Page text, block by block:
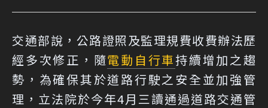
交通部說，公路證照及監理規費收費辦法歷
經多次修正，隨電動自行車持續增加之趨
勢，為確保其於道路行駛之安全並加強管
理，立法院於今年4月三讀通過道路交通管